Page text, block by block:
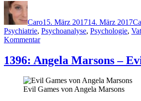
Autor
Caro15. März 201714. März 2017
Psychiatrie, Psychoanalyse, Psychologie,
Kommentarzu
Gabriel
Rolón
Der
Psychologe
1396: Angela Marsons –
Evil Games von Angela Marsons